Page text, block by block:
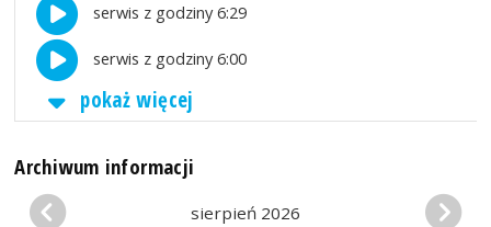
serwis z godziny 6:29
serwis z godziny 6:00
pokaż więcej
Archiwum informacji
sierpień 2026